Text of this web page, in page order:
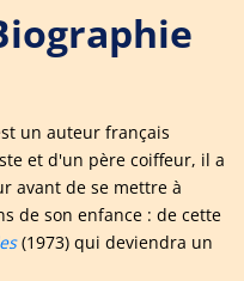
un auteur français
et d'un père coiffeur, il a
avant de se mettre à
de son enfance : de cette
(1973) qui deviendra un